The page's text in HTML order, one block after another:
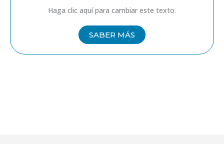
Haga clic aquí para cambiar este texto.
SABER MÁS